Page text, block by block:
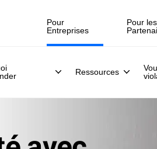
juillet .
Pour
Entreprises
Ressources
Pour les